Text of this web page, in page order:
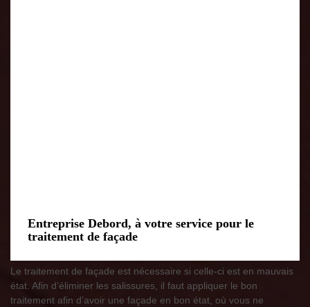
Entreprise Debord, à votre service pour le
traitement de façade
Le traitement de façade est nécessaire si celle-ci est en mauvais
état. Afin d’éliminer les salissures, il faut appliquer le bon
traitement afin d’avoir une façade en bon état, où vous ne